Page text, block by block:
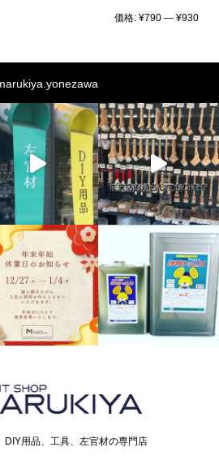
価格:¥790 —¥930
DIY用品、工具、左官材の専門店